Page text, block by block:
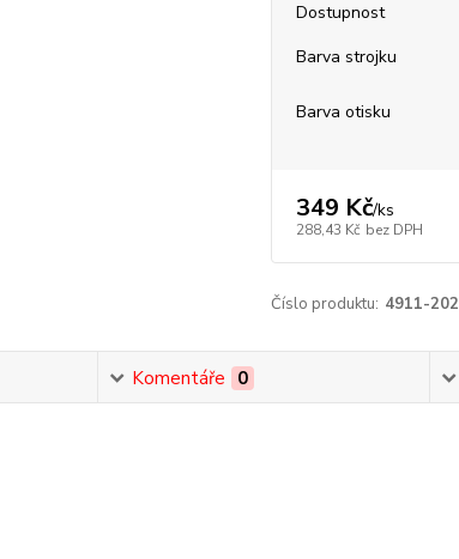
Dostupnost
Barva strojku
Barva otisku
349 Kč/ks
288,43 Kč bez DPH
Číslo produktu: 4911-
Komentáře 0